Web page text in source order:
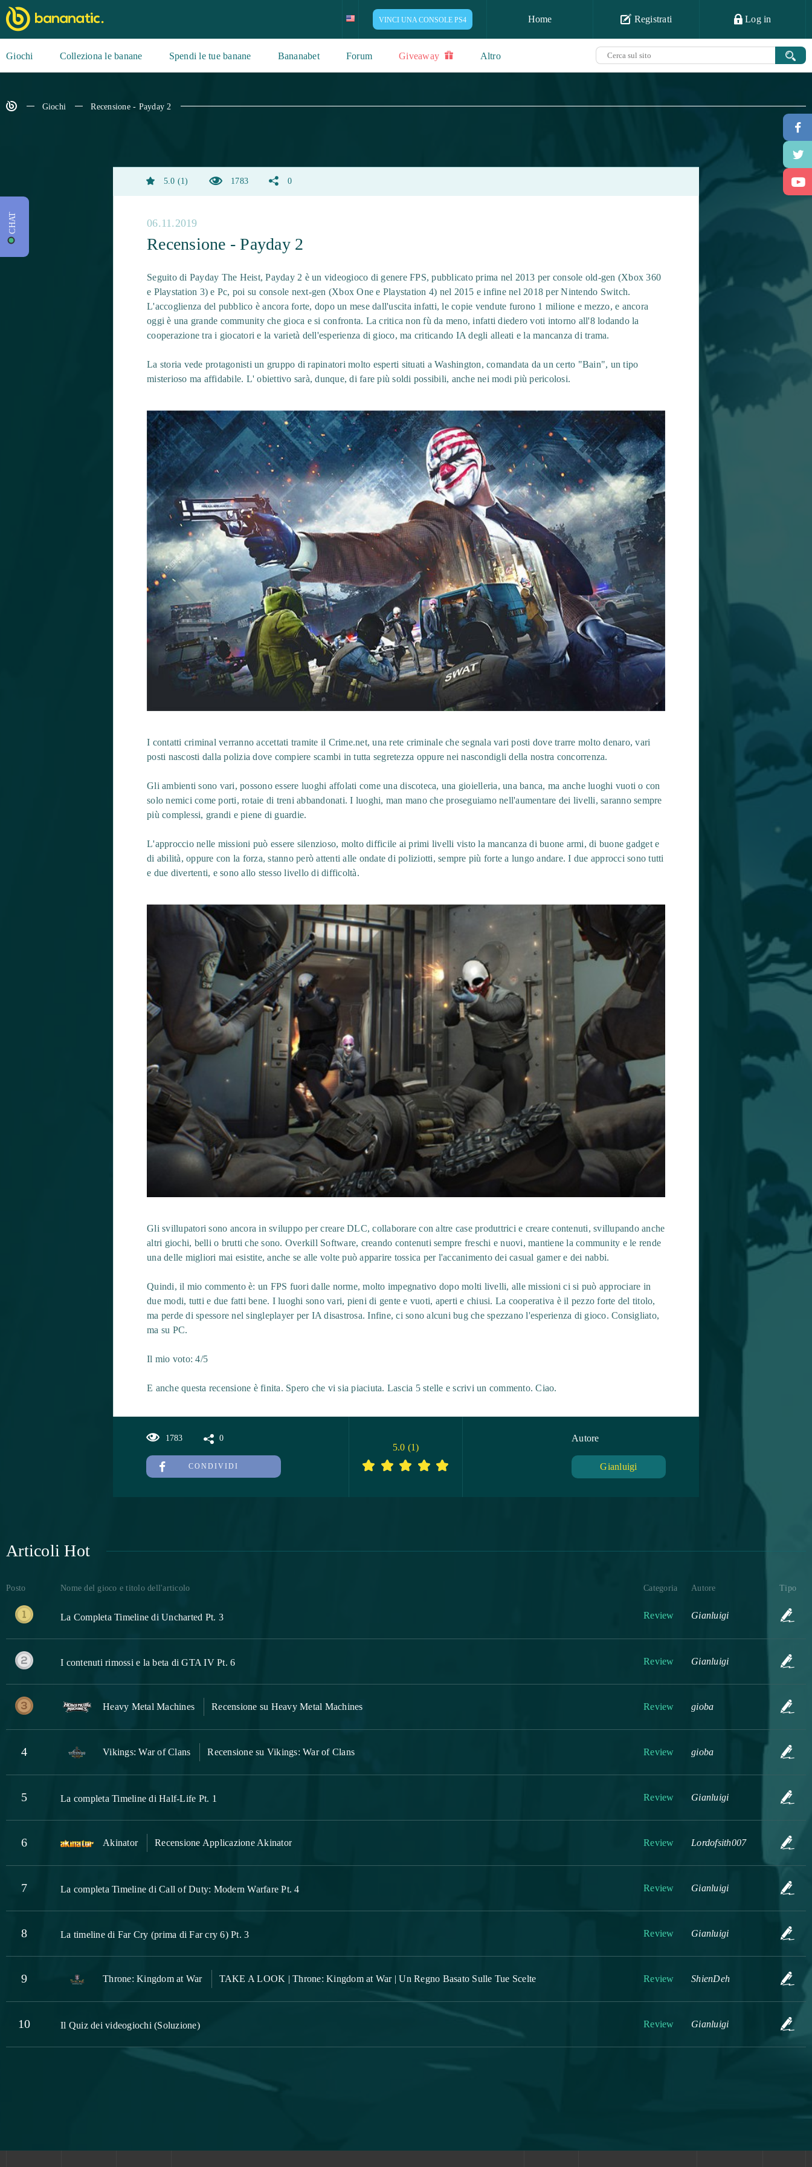
VINCI UNA CONSOLE PS4 Home Registrati Log in
Giochi Colleziona le banane Spendi le tue banane Bananabet Forum Giveaway Altro
Giochi Recensione - Payday 2
5.0 1 1783 0
06.11.2019
Recensione - Payday 2
Seguito di Payday The Heist, Payday 2 è un videogioco di genere FPS, pubblicato prima nel 2013 per console old-gen (Xbox 360
e Playstation 3) e Pc, poi su console next-gen (Xbox One e Playstation 4) nel 2015 e infine nel 2018 per Nintendo Switch.
L'accoglienza del pubblico è ancora forte, dopo un mese dall'uscita infatti, le copie vendute furono 1 milione e mezzo, e ancora
oggi è una grande community che gioca e si confronta. La critica non fù da meno, infatti diedero voti intorno all'8 lodando la
cooperazione tra i giocatori e la varietà dell'esperienza di gioco, ma criticando IA degli alleati e la mancanza di trama.
La storia vede protagonisti un gruppo di rapinatori molto esperti situati a Washington, comandata da un certo "Bain", un tipo
misterioso ma affidabile. L' obiettivo sarà, dunque, di fare più soldi possibili, anche nei modi più pericolosi.
I contatti criminal verranno accettati tramite il Crime.net, una rete criminale che segnala vari posti dove trarre molto denaro, vari
posti nascosti dalla polizia dove compiere scambi in tutta segretezza oppure nei nascondigli della nostra concorrenza.
Gli ambienti sono vari, possono essere luoghi affolati come una discoteca, una gioielleria, una banca, ma anche luoghi vuoti o con
solo nemici come porti, rotaie di treni abbandonati. I luoghi, man mano che proseguiamo nell'aumentare dei livelli, saranno sempre
più complessi, grandi e piene di guardie.
L'approccio nelle missioni può essere silenzioso, molto difficile ai primi livelli visto la mancanza di buone armi, di buone gadget e
di abilità, oppure con la forza, stanno però attenti alle ondate di poliziotti, sempre più forte a lungo andare. I due approcci sono tutti
e due divertenti, e sono allo stesso livello di difficoltà.
Gli svillupatori sono ancora in sviluppo per creare DLC, collaborare con altre case produttrici e creare contenuti, svillupando anche
altri giochi, belli o brutti che sono. Overkill Software, creando contenuti sempre freschi e nuovi, mantiene la community e le rende
una delle migliori mai esistite, anche se alle volte può apparire tossica per l'accanimento dei casual gamer e dei nabbi.
Quindi, il mio commento è: un FPS fuori dalle norme, molto impegnativo dopo molti livelli, alle missioni ci si può approciare in
due modi, tutti e due fatti bene. I luoghi sono vari, pieni di gente e vuoti, aperti e chiusi. La cooperativa è il pezzo forte del titolo,
ma perde di spessore nel singleplayer per IA disastrosa. Infine, ci sono alcuni bug che spezzano l'esperienza di gioco. Consigliato,
ma su PC.
Il mio voto: 4/5
E anche questa recensione è finita. Spero che vi sia piaciuta. Lascia 5 stelle e scrivi un commento. Ciao.
1783 0
CONDIVIDI
5.0 (1)
Autore
Gianluigi
Articoli Hot
Posto Nome del gioco e titolo dell'articolo Categoria Autore Tipo
La Completa Timeline di Uncharted Pt. 3 Review Gianluigi
I contenuti rimossi e la beta di GTA IV Pt. 6 Review Gianluigi
Heavy Metal Machines Recensione su Heavy Metal Machines Review gioba
4 Vikings: War of Clans Recensione su Vikings: War of Clans Review gioba
5 La completa Timeline di Half-Life Pt. 1 Review Gianluigi
6 Akinator Recensione Applicazione Akinator Review Lordofsith007
7 La completa Timeline di Call of Duty: Modern Warfare Pt. 4 Review Gianluigi
8 La timeline di Far Cry (prima di Far cry 6) Pt. 3 Review Gianluigi
9 Throne: Kingdom at War TAKE A LOOK | Throne: Kingdom at War | Un Regno Basato Sulle Tue Scelte Review ShienDeh
10 Il Quiz dei videogiochi (Soluzione) Review Gianluigi
CHAT